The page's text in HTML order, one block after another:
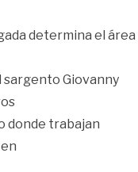
determina el área
Giovanny
donde trabajan